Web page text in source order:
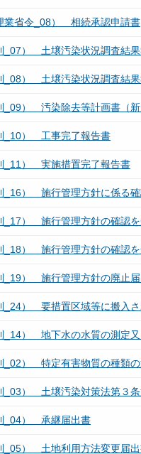
業省令_08） 相続承認申請書
_07） 土壌汚染状況調査結
_08） 土壌汚染状況調査結
_09） 汚染除去等計画書（新
_10） 工事完了報告書
_11） 実施措置完了報告書
_16） 施行管理方針に係る
_17） 施行管理方針の確認
_18） 施行管理方針の確認
_19） 施行管理方針の廃止
_24） 要措置区域等に搬入
_14） 地下水の水質の測定
_02） 特定有害物質の種類
_03） 土壌汚染対策法第３
_04） 承継届出書
_05） 土地利用方法変更届